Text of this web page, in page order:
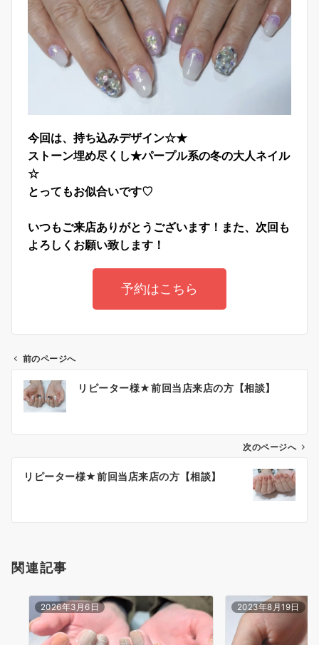
今回は、持ち込みデザイン☆★
ストーン埋め尽くし★パープル系の冬の大人ネイル
☆
とってもお似合いです♡
いつもご来店ありがとうございます！ また、次回も
よろしくお願い致します！
予約はこちら
前のページへ
リピーター様★前回当店来店の方【相談】
次のページへ
リピーター様★前回当店来店の方【相談】
関連記事
2026年3月6日 2023年8月19日